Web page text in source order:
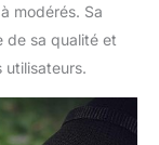
modérés. Sa
de sa qualité et
utilisateurs.